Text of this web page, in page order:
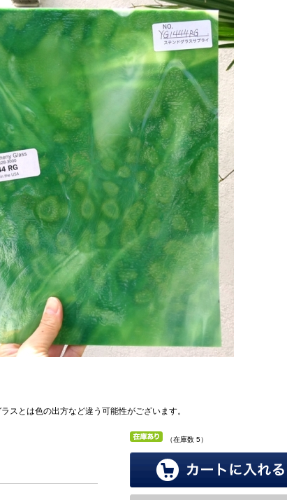
スとは色の出方など違う可能性がございます。
（在庫数 5）